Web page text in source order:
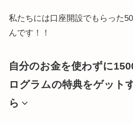
私たちには口座開設でもらった
んです！！
自分のお金を使わずに
ログラムの特典をゲット
ら